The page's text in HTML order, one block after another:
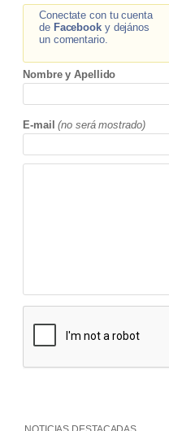
Conectate con tu cuenta
de Facebooky dejános
un comentario.
Nombre y Apellido
E-mail (no será mostrado)